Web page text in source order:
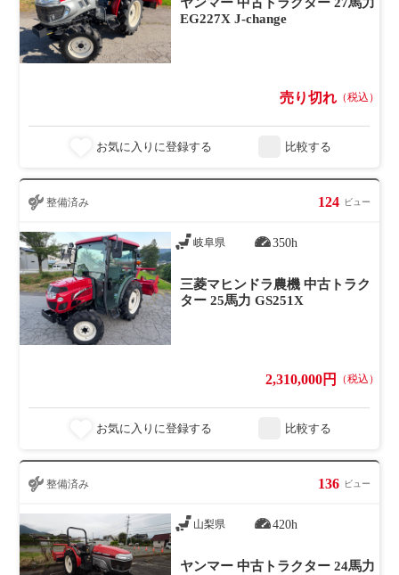
EG227X J-change
売り切れ （税込）
お気に入りに登録する 比較する
整備済み 124 ビュー
岐阜県 350h
三菱マヒンドラ農機 中古トラク
ター 25馬力 GS251X
2,310,000円 （税込）
お気に入りに登録する 比較する
整備済み 136 ビュー
山梨県 420h
ヤンマー 中古トラクター 24馬力